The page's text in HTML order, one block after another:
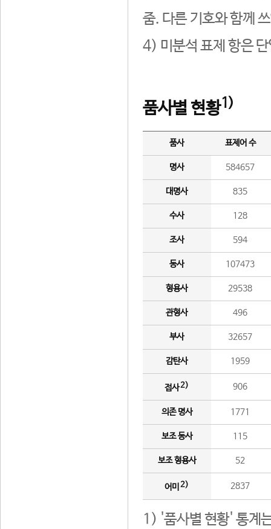
줌. 다른 기호와 함께
4) 미분석 표제 항은
품사별 현황1)
품사 표제어 수
명사 584657
대명사 835
수사 128
조사 594
동사 107473
형용사 29538
관형사 496
부사 32657
감탄사 1959
접사2) 906
의존 명사 1771
보조 동사 115
보조 형용사 52
어미 2) 2837
1) '품사별 현황' 통계